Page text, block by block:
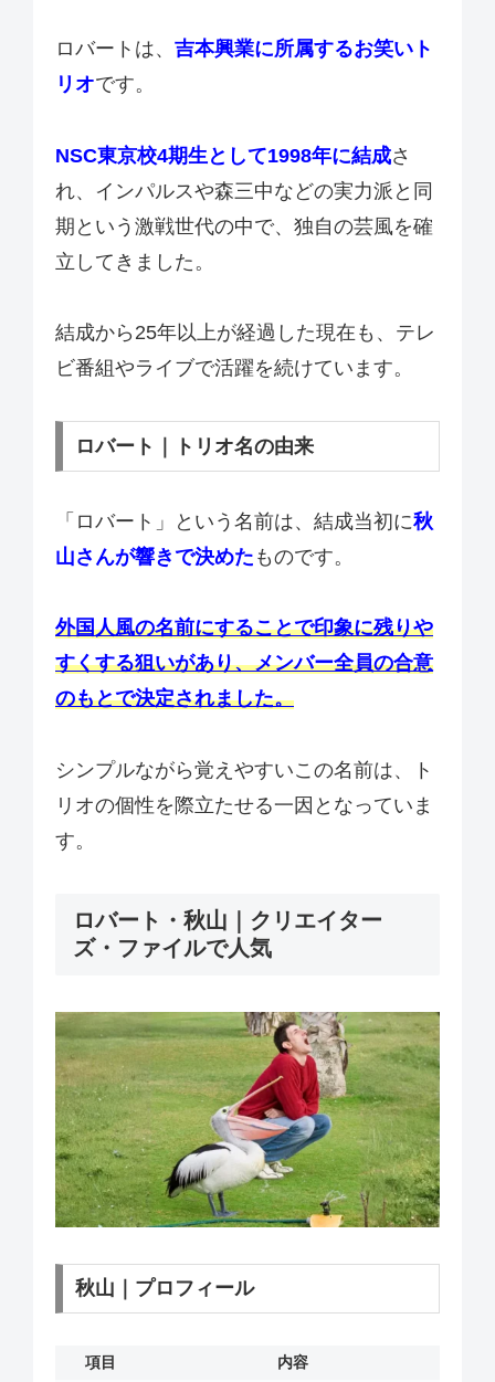
ロバートは、 吉本興業に所属するお笑いト
リオです。
NSC東京校4期生として1998年に結成さ
れ、インパルスや森三中などの実力派と同
期という激戦世代の中で、独自の芸風を確
立してきました。
結成から25年以上が経過した現在も、テレ
ビ番組やライブで活躍を続けています。
ロバート｜トリオ名の由来
「ロバート」という名前は、結成当初に秋
山さんが響きで決めた ものです。
外国人風の名前にすることで印象に残りや
すくする狙いがあり、メンバー全員の合意
のもとで決定されました。
シンプルながら覚えやすいこの名前は、ト
リオの個性を際立たせる一因となっていま
す。
ロバート・秋山｜クリエイター
ズ・ファイルで人気
秋山｜プロフィール
項目 内容